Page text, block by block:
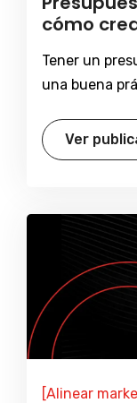
cómo
Tener un
una buena
Ver
[Alinear